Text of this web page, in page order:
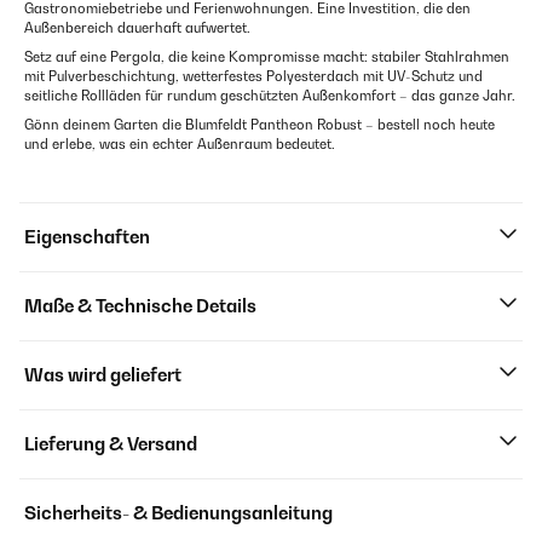
Gastronomiebetriebe und Ferienwohnungen. Eine Investition, die den
Außenbereich dauerhaft aufwertet.
Setz auf eine Pergola, die keine Kompromisse macht: stabiler Stahlrahmen
mit Pulverbeschichtung, wetterfestes Polyesterdach mit UV-Schutz und
seitliche Rollläden für rundum geschützten Außenkomfort – das ganze Jahr.
Gönn deinem Garten die Blumfeldt Pantheon Robust – bestell noch heute
und erlebe, was ein echter Außenraum bedeutet.
Eigenschaften
Maße & Technische Details
Was wird geliefert
Lieferung & Versand
Sicherheits- & Bedienungsanleitung